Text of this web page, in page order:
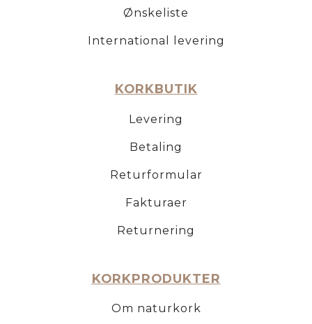
Ønskeliste
International levering
KORKBUTIK
Levering
Betaling
Returformular
Fakturaer
Returnering
KORKPRODUKTER
Om naturkork